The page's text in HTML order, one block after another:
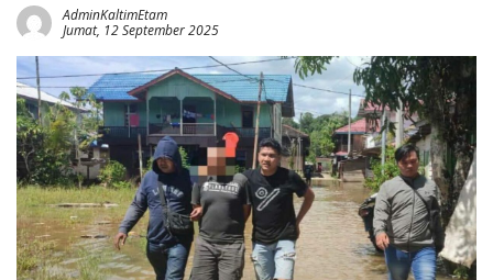
AdminKaltimEtam
Jumat, 12 September 2025